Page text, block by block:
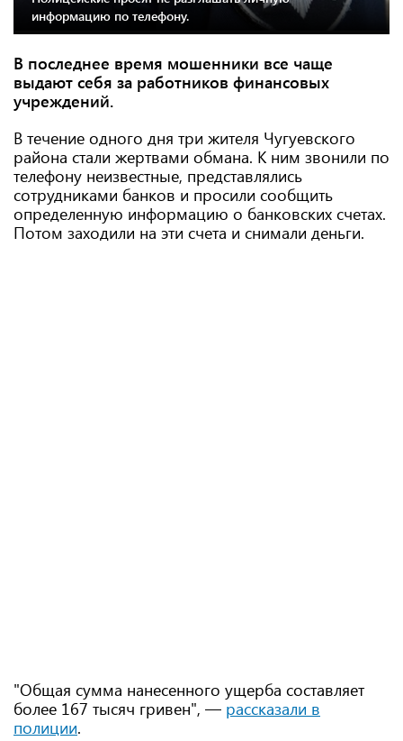
информацию по телефону.
В последнее время мошенники все чаще
выдают себя за работников финансовых
учреждений.
В течение одного дня три жителя Чугуевского
района стали жертвами обмана. К ним звонили по
телефону неизвестные, представлялись
сотрудниками банков и просили сообщить
определенную информацию о банковских счетах.
Потом заходили на эти счета и снимали деньги.
"Общая сумма нанесенного ущерба составляет
более 167 тысяч гривен", — рассказали в
полиции.